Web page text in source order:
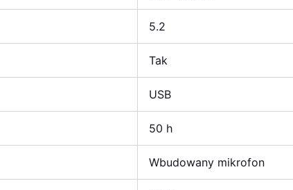
5.2
Tak
USB
50 h
Wbudowany mikrofon